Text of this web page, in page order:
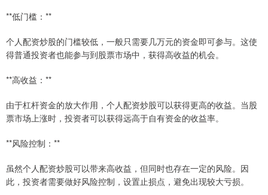
**低门槛：**
个人配资炒股的门槛较低，一般只需要几万元的资金即可参与。这使
得普通投资者也能参与到股票市场中，获得高收益的机会。
**高收益：**
由于杠杆资金的放大作用，个人配资炒股可以获得更高的收益。当股
票市场上涨时，投资者可以获得远高于自有资金的收益率。
**风险控制：**
虽然个人配资炒股可以带来高收益，但同时也存在一定的风险。因
此，投资者需要做好风险控制，设置止损点，避免出现较大亏损。